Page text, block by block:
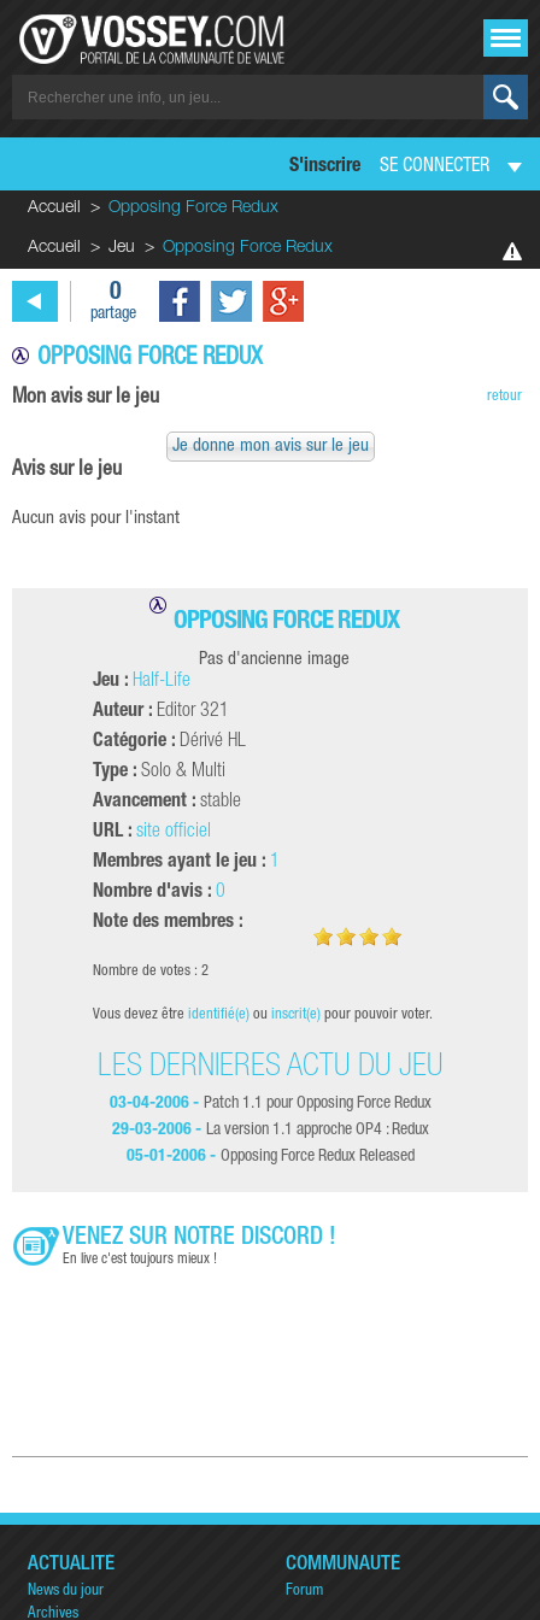
S'inscrire SE CONNECTER
Accueil Opposing Force Redux
Accueil Jeu Opposing Force Redux
0
partage
OPPOSING FORCE REDUX
retour
Mon avis sur le jeu
Je donne mon avis sur le jeu
Avis sur le jeu
Aucun avis pour l'instant
OPPOSING FORCE REDUX
Pas d'ancienne image
Jeu : Half-Life
Auteur : Editor 321
Catégorie : Dérivé HL
Type : Solo & Multi
Avancement : stable
URL : site officiel
Membres ayant le jeu : 1
Nombre d'avis : 0
Note des membres :
Nombre de votes : 2
Vous devez être identifié(e) ou inscrit(e) pour pouvoir voter.
LES DERNIÈRES ACTU DU JEU
03-04-2006 - Patch 1.1 pour Opposing Force Redux
29-03-2006 - La version 1.1 approche OP4 : Redux
05-01-2006 - Opposing Force Redux Released
VENEZ SUR NOTRE DISCORD !
En live c'est toujours mieux !
ACTUALITÉ
News du jour
Archives
COMMUNAUTÉ
Forum